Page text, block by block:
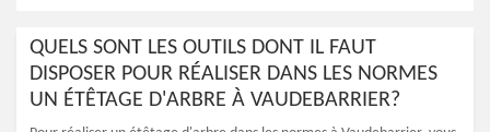
QUELS SONT LES OUTILS DONT IL FAUT
DISPOSER POUR RÉALISER DANS LES NORMES
UN ÉTÊTAGE D'ARBRE À VAUDEBARRIER?